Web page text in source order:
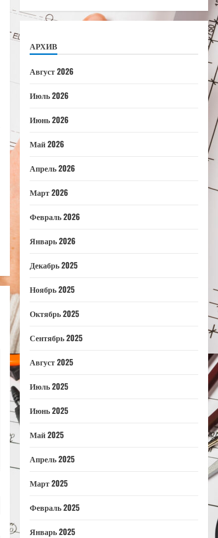
АРХИВ
Август 2026
Июль 2026
Июнь 2026
Май 2026
Апрель 2026
Март 2026
Февраль 2026
Январь 2026
Декабрь 2025
Ноябрь 2025
Октябрь 2025
Сентябрь 2025
Август 2025
Июль 2025
Июнь 2025
Май 2025
Апрель 2025
Март 2025
Февраль 2025
Январь 2025